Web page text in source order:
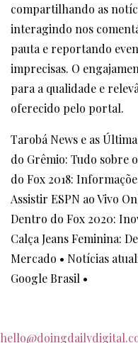
compartilhando as
interagindo nos
pauta e reportando
imprecisas. O
para a qualidade e
oferecido pelo portal.
Tarobá News e as
do Grêmio: Tudo sobre
do Fox 2018:
Assistir ESPN ao Vivo
Dentro do Fox 2020:
Calça Jeans Feminina:
Mercado • Notícias
Google Brasil •